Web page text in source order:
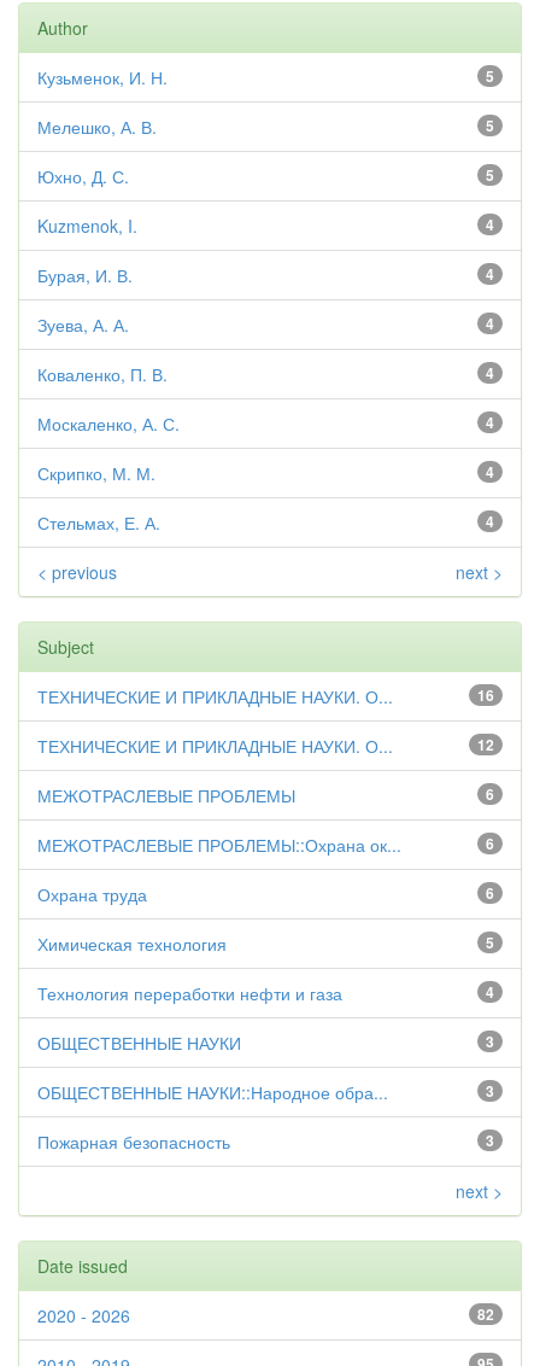
Author
5
Кузьменок, И. Н.
5
Мелешко, А. В.
5
Юхно, Д. С.
4
Kuzmenok, I.
4
Бурая, И. В.
4
Зуева, А. А.
4
Коваленко, П. В.
4
Москаленко, А. С.
4
Скрипко, М. М.
4
Стельмах, Е. А.
< previous next >
Subject
16
ТЕХНИЧЕСКИЕ И ПРИКЛАДНЫЕ НАУКИ. О...
12
ТЕХНИЧЕСКИЕ И ПРИКЛАДНЫЕ НАУКИ. О...
6
МЕЖОТРАСЛЕВЫЕ ПРОБЛЕМЫ
6
МЕЖОТРАСЛЕВЫЕ ПРОБЛЕМЫ::Охрана ок...
6
Охрана труда
5
Химическая технология
4
Технология переработки нефти и газа
3
ОБЩЕСТВЕННЫЕ НАУКИ
3
ОБЩЕСТВЕННЫЕ НАУКИ::Народное обра...
3
Пожарная безопасность
next >
Date issued
82
2020 - 2026